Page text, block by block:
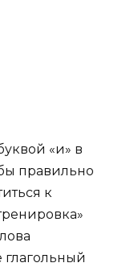
«и» в
правильно
к
глагольный